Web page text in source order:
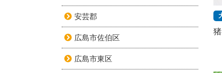
安芸郡
広島市佐伯区
広島市東区